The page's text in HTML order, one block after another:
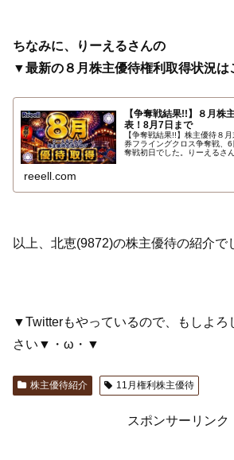
ちなみに、りーえるさんの
▼最新の８月株主優待権利取得状況は
【争奪戦結果!!】８月株
表！8月7日まで
【争奪戦結果!!】株主優待８
券フライングクロス争奪戦、
奪戦初日でした。りーえるさ
含む）を報告します。最新
reeell.com
以上、北恵(9872)の株主優待の紹介で
▼Twitterもやっているので、もしよろ
さい▼・ω・▼
株主優待紹介 11月権利株主優待
スポンサーリンク